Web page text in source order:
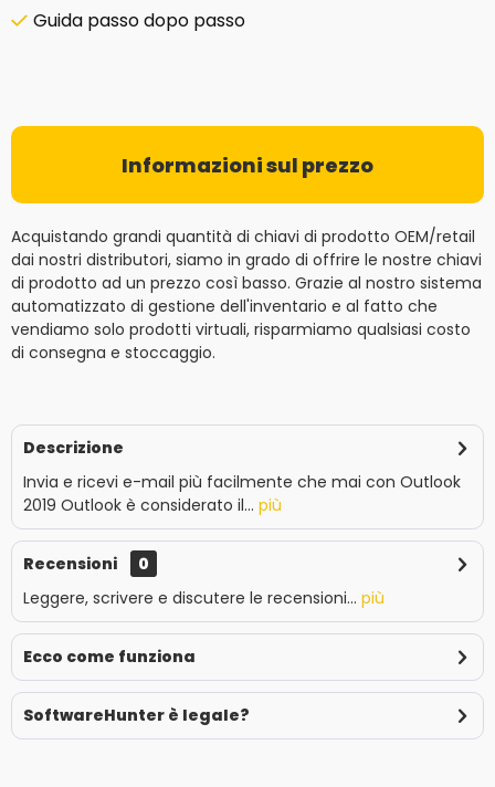
Guida passo dopo passo
Informazioni sul prezzo
Acquistando grandi quantità di chiavi di prodotto OEM/retail
dai nostri distributori, siamo in grado di offrire le nostre chiavi
di prodotto ad un prezzo così basso. Grazie al nostro sistema
automatizzato di gestione dell'inventario e al fatto che
vendiamo solo prodotti virtuali, risparmiamo qualsiasi costo
di consegna e stoccaggio.
Descrizione
Invia e ricevi e-mail più facilmente che mai con Outlook
2019 Outlook è considerato il... più
Recensioni
0
Leggere, scrivere e discutere le recensioni... più
Ecco come funziona
SoftwareHunter è legale?